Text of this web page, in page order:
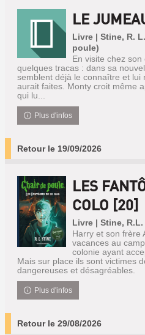
LE
Livre | Stine, R.
poule)
En visite chez
quelques tracas : dans sa
semblent déjà le connaître et lui
aurait faites. Monty croit même
qui lu...
Plus d'infos
Retour le 19/09/2026
LES
COLO [20]
Livre | Stine,
Harry et son frère
vacances au
colonie ayant
Mais sur place ils sont victimes
dangereuses et désagréables.
Plus d'infos
Retour le 29/08/2026